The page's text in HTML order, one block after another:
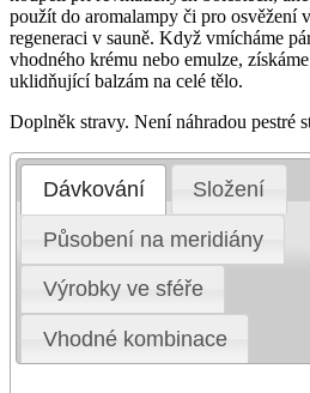
použít do aromalampy či pro osvěžení
regeneraci v sauně. Když vmícháme
vhodného krému nebo emulze,
uklidňující balzám na celé tělo.
Doplněk stravy. Není náhradou pestré
Dávkování Složení
Působení na meridiány
Výrobky ve sféře
Vhodné kombinace